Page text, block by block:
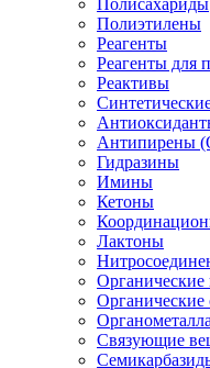
Полисахариды
Полиэтилены
Реагенты
Реагенты для
Реактивы
Антипирены
Гидразины
Имины
Кетоны
Лактоны
Органические
Органические
Связующие